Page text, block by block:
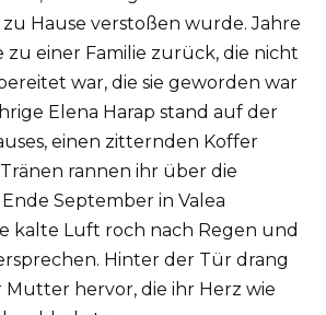
zu Hause verstoßen wurde. Jahre
zu einer Familie zurück, die nicht
war, die sie geworden war
Elena Harap stand auf der
einen zitternden Koffer
rannen ihr über die
September in Valea
kalte Luft roch nach Regen und
Hinter der Tür drang
Mutter hervor, die ihr Herz wie